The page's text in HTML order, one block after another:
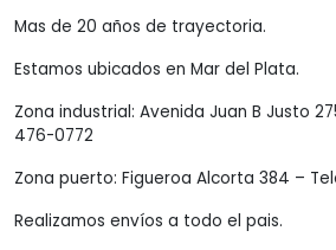
Mas de 20 años de trayectoria.
Estamos ubicados en Mar del Plata.
Zona industrial: Avenida Juan B Justo
476-0772
Zona puerto: Figueroa Alcorta 384 –
Realizamos envíos a todo el pais.